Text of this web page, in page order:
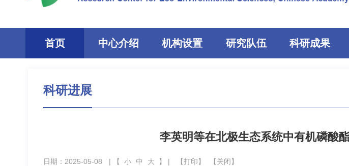
首页 中心介绍 机构设置 研究队伍 科研成果
科研进展
李英明等在北极生态系统中有机磷酸
日期：2025-05-08 | 【 小 中 大 】 | 【打印】 【关闭】